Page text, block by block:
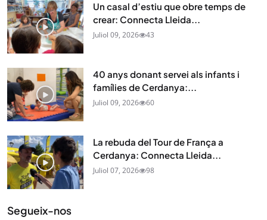
Un casal d’estiu que obre temps de
crear: Connecta Lleida...
Juliol 09, 2026 43
40 anys donant servei als infants i
famílies de Cerdanya:...
Juliol 09, 2026 60
La rebuda del Tour de França a
Cerdanya: Connecta Lleida...
Juliol 07, 2026 98
Segueix-nos